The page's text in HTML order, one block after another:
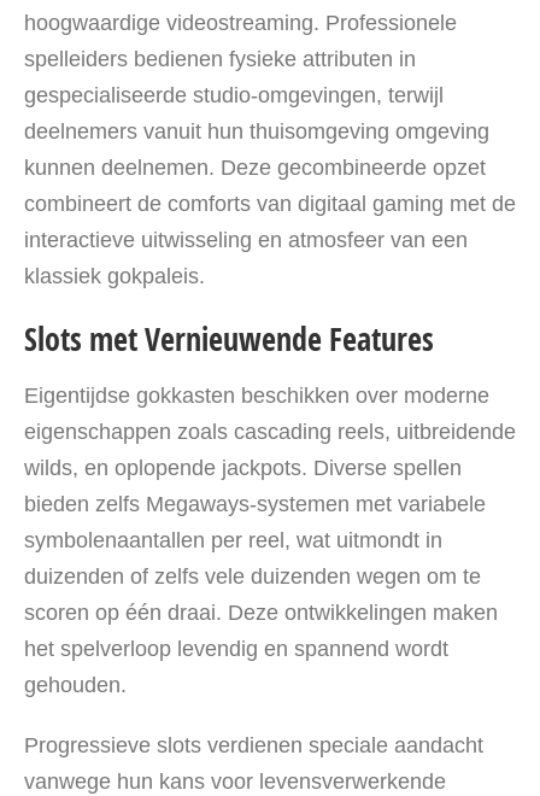
hoogwaardige videostreaming. Professionele
spelleiders bedienen fysieke attributen in
gespecialiseerde studio-omgevingen, terwijl
deelnemers vanuit hun thuisomgeving omgeving
kunnen deelnemen. Deze gecombineerde opzet
combineert de comforts van digitaal gaming met de
interactieve uitwisseling en atmosfeer van een
klassiek gokpaleis.
Slots met Vernieuwende Features
Eigentijdse gokkasten beschikken over moderne
eigenschappen zoals cascading reels, uitbreidende
wilds, en oplopende jackpots. Diverse spellen
bieden zelfs Megaways-systemen met variabele
symbolenaantallen per reel, wat uitmondt in
duizenden of zelfs vele duizenden wegen om te
scoren op één draai. Deze ontwikkelingen maken
het spelverloop levendig en spannend wordt
gehouden.
Progressieve slots verdienen speciale aandacht
vanwege hun kans voor levensverwerkende